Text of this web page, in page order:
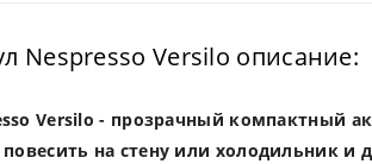
Nespresso Versilo описание:
Versilo - прозрачный компактный
повесить на стену или холодильник